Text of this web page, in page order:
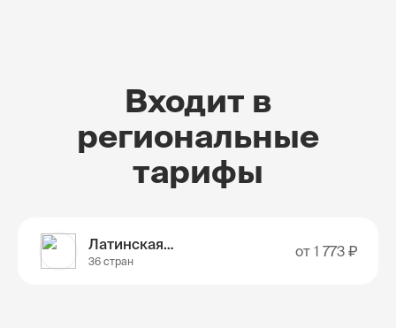
Входит в
региональные
тарифы
Латинская Америка
36 стран
от 1 773 ₽